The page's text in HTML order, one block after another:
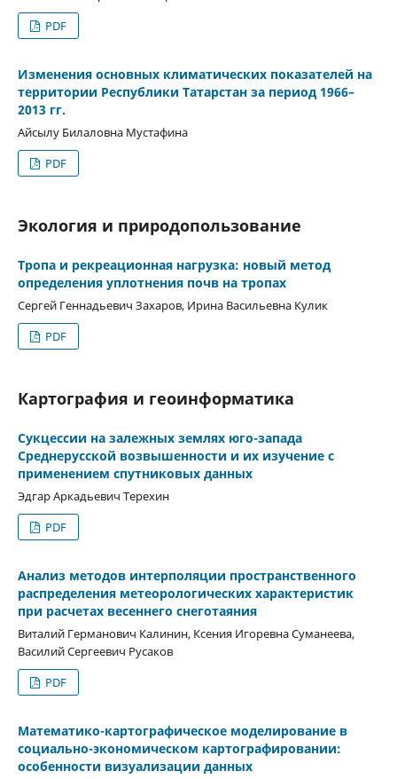
PDF
Изменения основных климатических показателей на
территории Республики Татарстан за период 1966–
2013 гг.
Айсылу Билаловна Мустафина
PDF
Экология и природопользование
Тропа и рекреационная нагрузка: новый метод
определения уплотнения почв на тропах
Сергей Геннадьевич Захаров, Ирина Васильевна Кулик
PDF
Картография и геоинформатика
Сукцессии на залежных землях юго-запада
Cреднерусской возвышенности и их изучение с
применением спутниковых данных
Эдгар Аркадьевич Терехин
PDF
Анализ методов интерполяции пространственного
распределения метеорологических характеристик
при расчетах весеннего снеготаяния
Виталий Германович Калинин, Ксения Игоревна Суманеева,
Василий Сергеевич Русаков
PDF
Математико-картографическое моделирование в
социально-экономическом картографировании:
особенности визуализации данных